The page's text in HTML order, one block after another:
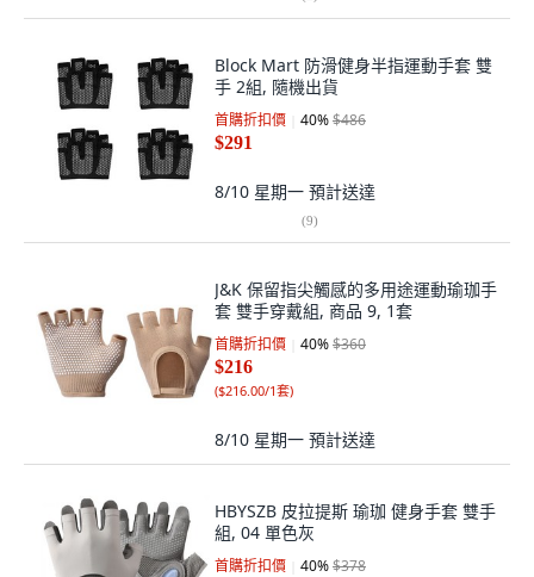
Block Mart 防滑健身半指運動手套 雙
手 2組, 隨機出貨
首購折扣價 40%$486
$291
8/10 星期一 預計送達
(9)
J&K 保留指尖觸感的多用途運動瑜珈手
套 雙手穿戴組, 商品 9, 1套
首購折扣價 40%$360
$216
($216.00/1套)
8/10 星期一 預計送達
HBYSZB 皮拉提斯 瑜珈 健身手套 雙手
組, 04 單色灰
首購折扣價 40%$378